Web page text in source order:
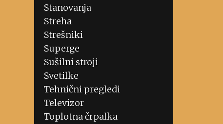
Stanovanja
Streha
Strešniki
Superge
Sušilni stroji
Svetilke
Tehnični pregledi
Televizor
Toplotna črpalka